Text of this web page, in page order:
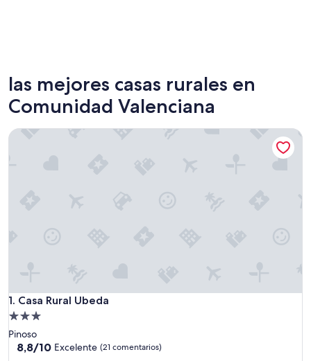
las mejores casas rurales en
Comunidad Valenciana
1. Casa Rural Ubeda
Casa Rural Ubeda
Alojamiento
de
3.0 estrellas
Pinoso
8.8
8,8/10 Excelente (21 comentarios)
Casa Rural Ubeda